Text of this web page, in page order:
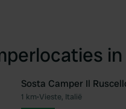
Favoriet
Sosta Camper Il
1 km•Vieste, Italië